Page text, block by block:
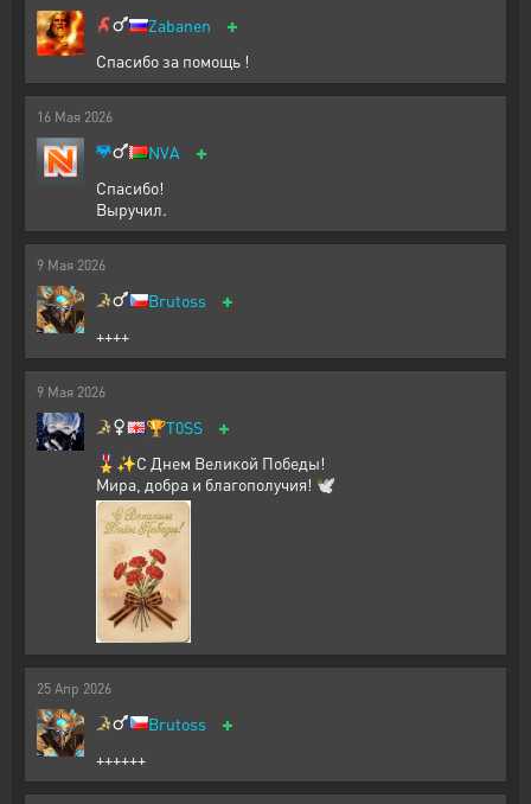
Zabanen +
Спасибо за помощь !
16 Мая 2026
NVA +
Спасибо!
Выручил.
9 Мая 2026
Brutoss +
++++
9 Мая 2026
🏆T0SS +
🎖️✨С Днем Великой Победы!
Мира, добра и благополучия! 🕊️
25 Апр 2026
Brutoss +
++++++